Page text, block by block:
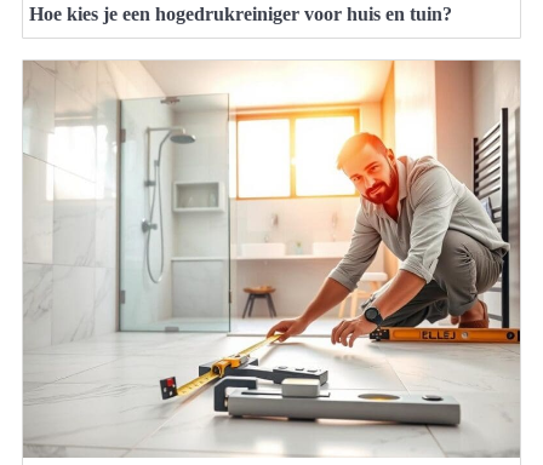
Hoe kies je een hogedrukreiniger voor huis en tuin?